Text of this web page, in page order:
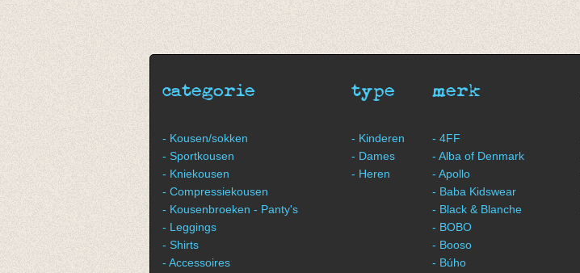
categorie
- Kousen/sokken
- Sportkousen
- Kniekousen
- Compressiekousen
- Kousenbroeken - Panty's
- Leggings
- Shirts
- Accessoires
type
- Kinderen
- Dames
- Heren
merk
- 4FF
- Alba of Denmark
- Apollo
- Baba Kidswear
- Black & Blanche
- BOBO
- Booso
- Búho